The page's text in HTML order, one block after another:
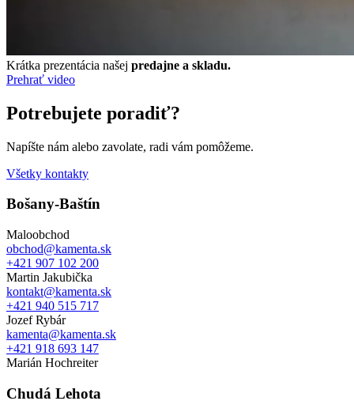
Krátka prezentácia našej predajne a skladu.
Prehrať video
Potrebujete poradiť?
Napíšte nám alebo zavolate, radi vám pomôžeme.
Všetky kontakty
Bošany-Baštín
Maloobchod
obchod@kamenta.sk
+421 907 102 200
Martin Jakubička
kontakt@kamenta.sk
+421 940 515 717
Jozef Rybár
kamenta@kamenta.sk
+421 918 693 147
Marián Hochreiter
Chudá Lehota